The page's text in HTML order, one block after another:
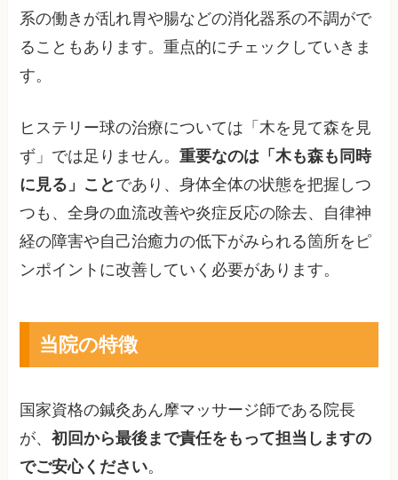
系の働きが乱れ胃や腸などの消化器系の不調がで
ることもあります。重点的にチェックしていきま
す。
ヒステリー球の治療については「木を見て森を見
ず」では足りません。重要なのは「木も森も同時
に見る」こと であり、身体全体の状態を把握しつ
つも、全身の血流改善や炎症反応の除去、自律神
経の障害や自己治癒力の低下がみられる箇所をピ
ンポイントに改善していく必要があります。
当院の特徴
国家資格の鍼灸あん摩マッサージ師である院長
が、初回から最後まで責任をもって担当しますの
でご安心ください。